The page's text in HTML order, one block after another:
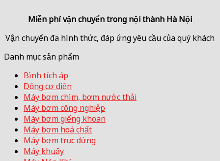
Miễn phí vận chuyển trong nội thành Hà Nội
Vận chuyển đa hình thức, đáp ứng yêu cầu của quý khách
Danh mục sản phẩm
Bình tích áp
Động cơ điện
Máy bơm chìm, bơm nước thải
Máy bơm công nghiệp
Máy bơm giếng khoan
Máy bơm hoá chất
Máy bơm trục đứng
Máy khuấy